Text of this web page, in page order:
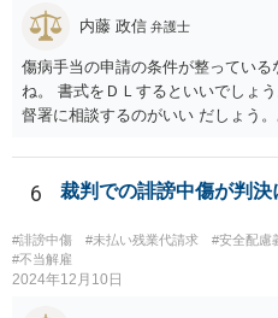
もかかわらず、就業規則によって
の外回り件数のノルマ、経費削減
るのであれば、会社の安全配慮義
す。 したがって、会社へ入院治療
る可能性はあるので、具体的な内容
内藤 政信 弁護士
傷病手当の申請の条件が整ってい
ね。 書式をＤＬするといいでしょ
督署に相談するのがいい だしょう
6 裁判での誹謗中傷が判
#誹謗中傷 #未払い残業代請求 #安全配慮
#不当解雇
2024年12月10日